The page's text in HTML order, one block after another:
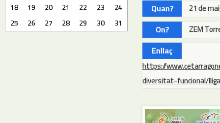
18
19 20 21 22 23
24
25
26 27 28 29 30 31
Quan? 21 de
On? ZEM
Enllaç
https://
diversitat-funcional/